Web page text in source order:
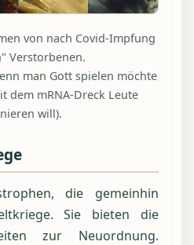
von nach Covid-Impfung
Verstorbenen.
man Gott spielen möchte
dem mRNA-Dreck Leute
will).
die gemeinhin
Sie bieten die
zur Neuordnung.